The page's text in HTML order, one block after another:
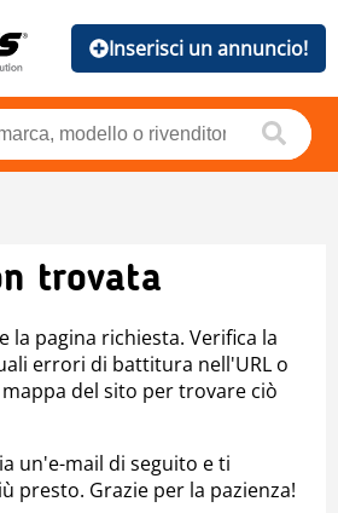
Inserisci un annuncio!
trovata
la pagina richiesta. Verifica la
errori di battitura nell'URL o
del sito per trovare ciò
un'e-mail di seguito e ti
presto. Grazie per la pazienza!